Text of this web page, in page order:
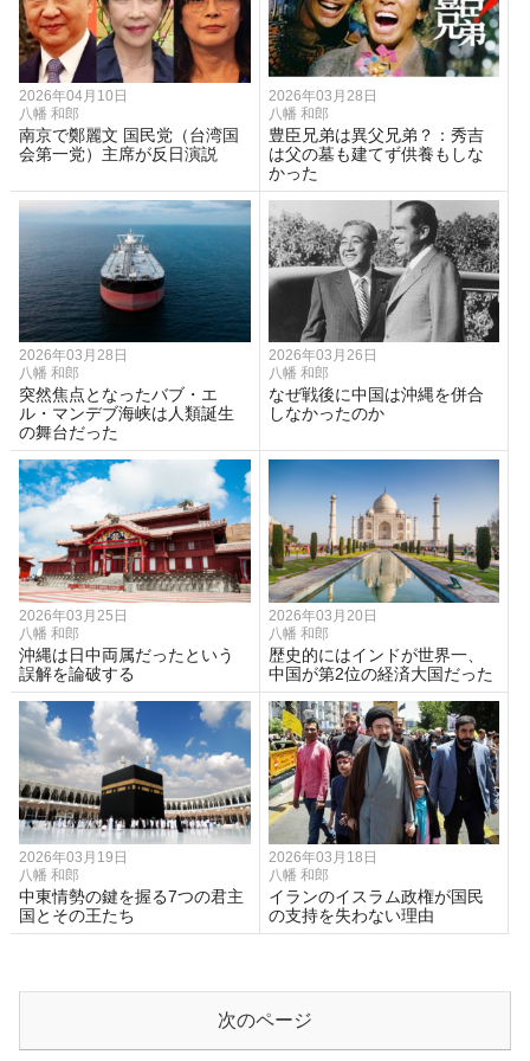
2026年04月10日
八幡 和郎
南京で鄭麗文 国民党（台湾国
会第一党）主席が反日演説
2026年03月28日
八幡 和郎
豊臣兄弟は異父兄弟？：秀吉
は父の墓も建てず供養もしな
かった
2026年03月28日
八幡 和郎
突然焦点となったバブ・エ
ル・マンデブ海峡は人類誕生
の舞台だった
2026年03月26日
八幡 和郎
なぜ戦後に中国は沖縄を併合
しなかったのか
2026年03月25日
八幡 和郎
沖縄は日中両属だったという
誤解を論破する
2026年03月20日
八幡 和郎
歴史的にはインドが世界一、
中国が第2位の経済大国だった
2026年03月19日
八幡 和郎
中東情勢の鍵を握る7つの君主
国とその王たち
2026年03月18日
八幡 和郎
イランのイスラム政権が国民
の支持を失わない理由
次のページ